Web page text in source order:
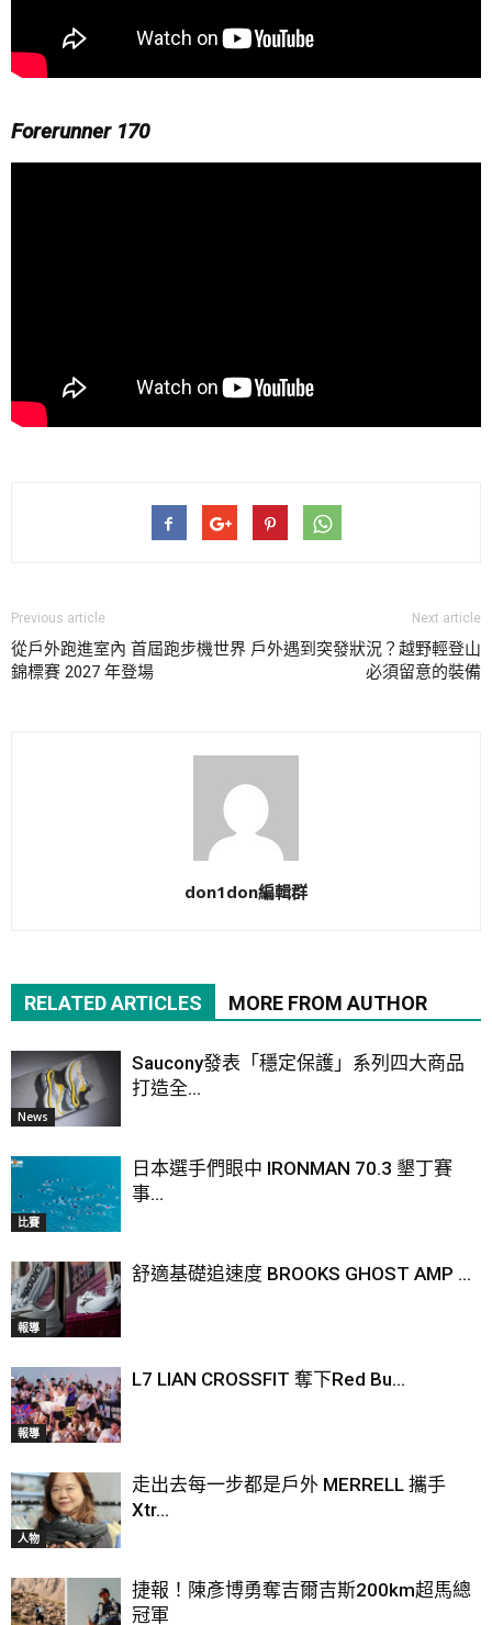
Forerunner 170
Previous article
從戶外跑進室內 首屆跑步機世界
錦標賽 2027 年登場
Next article
戶外遇到突發狀況？越野輕登山
必須留意的裝備
don1don編輯群
RELATED ARTICLES MORE FROM AUTHOR
News
Saucony發表「穩定保護」系列四大商品
打造全...
比賽
日本選手們眼中 IRONMAN 70.3 墾丁賽
事...
報導
舒適基礎追速度 BROOKS GHOST AMP ...
報導
L7 LIAN CROSSFIT 奪下Red Bu...
人物
走出去每一步都是戶外 MERRELL 攜手
Xtr...
捷報！陳彥博勇奪吉爾吉斯200km超馬總
冠軍